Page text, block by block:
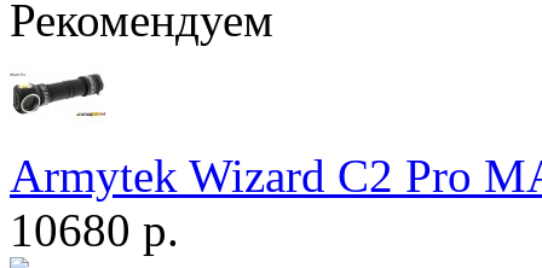
Рекомендуем
Armytek Wizard С2 Pro
10680 р.